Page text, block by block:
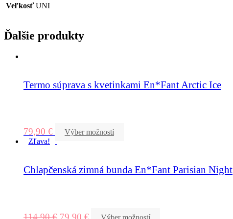
Veľkosť UNI
Ďalšie produkty
Termo súprava s kvetinkami En*Fant Arctic Ice
79,90 €
Výber možností
Zľava!
Chlapčenská zimná bunda En*Fant Parisian Night
114,90€ 79,90 € Výber možností